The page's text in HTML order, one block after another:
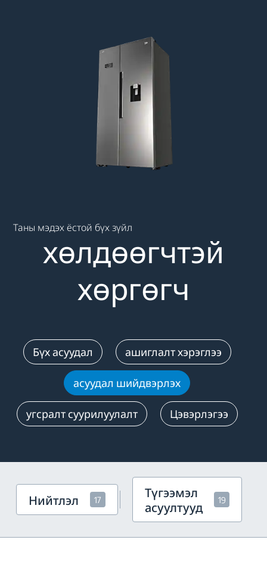
Таны мэдэх ёстой бүх зүйл
хөлдөөгчтэй
хөргөгч
Бүх асуудал ашиглалт хэрэглээ
асуудал шийдвэрлэх
угсралт суурилуулалт Цэвэрлэгээ
Нийтлэл 17
Түгээмэл
асуултууд
19